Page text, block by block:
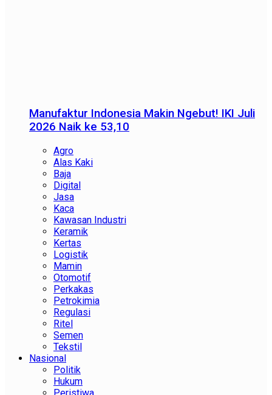
Manufaktur Indonesia Makin Ngebut! IKI Juli
2026 Naik ke 53,10
Agro
Alas Kaki
Baja
Digital
Jasa
Kaca
Kawasan Industri
Keramik
Kertas
Logistik
Mamin
Otomotif
Perkakas
Petrokimia
Regulasi
Ritel
Semen
Tekstil
Nasional
Politik
Hukum